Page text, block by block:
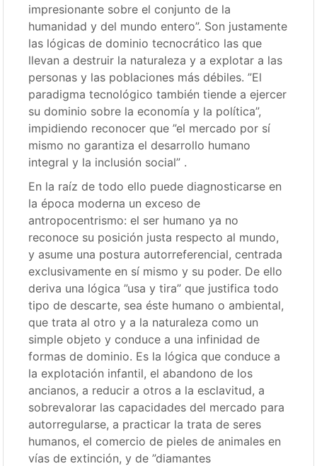
impresionante sobre el conjunto de la
humanidad y del mundo entero”. Son justamente
las lógicas de dominio tecnocrático las que
llevan a destruir la naturaleza y a explotar a las
personas y las poblaciones más débiles. ”El
paradigma tecnológico también tiende a ejercer
su dominio sobre la economía y la política”,
impidiendo reconocer que ”el mercado por sí
mismo no garantiza el desarrollo humano
integral y la inclusión social” .
En la raíz de todo ello puede diagnosticarse en
la época moderna un exceso de
antropocentrismo: el ser humano ya no
reconoce su posición justa respecto al mundo,
y asume una postura autorreferencial, centrada
exclusivamente en sí mismo y su poder. De ello
deriva una lógica ”usa y tira” que justifica todo
tipo de descarte, sea éste humano o ambiental,
que trata al otro y a la naturaleza como un
simple objeto y conduce a una infinidad de
formas de dominio. Es la lógica que conduce a
la explotación infantil, el abandono de los
ancianos, a reducir a otros a la esclavitud, a
sobrevalorar las capacidades del mercado para
autorregularse, a practicar la trata de seres
humanos, el comercio de pieles de animales en
vías de extinción, y de ”diamantes